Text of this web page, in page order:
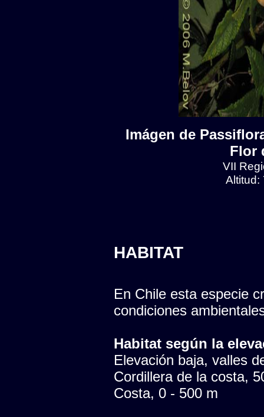
Imágen de
Flor
VII
Altitud:
HABITAT
En Chile esta especie
condiciones
Habitat según la
Elevación baja, valles
Cordillera de la costa,
Costa, 0 - 500 m